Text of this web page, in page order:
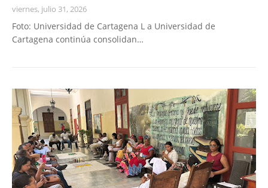
viernes, julio 31, 2026
Foto: Universidad de Cartagena L a Universidad de
Cartagena continúa consolidan…